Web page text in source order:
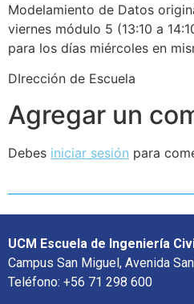
Modelamiento de Datos
viernes módulo 5 (13:10 a
para los días miércoles en
DIrección de Escuela
Agregar un
Debes iniciar sesión para
UCM Escuela de Ingeniería
Campus San Miguel, Avenida
Teléfono: +56 71 298 600